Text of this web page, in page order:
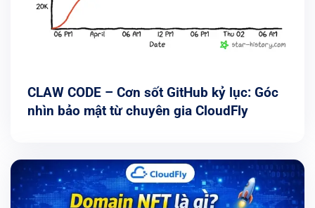
CLAW CODE – Cơn sốt GitHub kỷ lục: Góc
nhìn bảo mật từ chuyên gia CloudFly